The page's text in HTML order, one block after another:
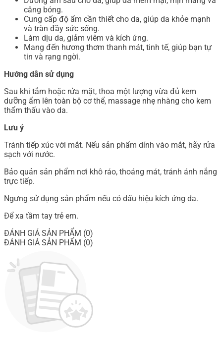
căng bóng.
Cung cấp độ ẩm cần thiết cho da, giúp da khỏe mạnh
và tràn đầy sức sống.
Làm dịu da, giảm viêm và kích ứng.
Mang đến hương thơm thanh mát, tinh tế, giúp bạn tự
tin và rạng ngời.
Hướng dẫn sử dụng
Sau khi tắm hoặc rửa mặt, thoa một lượng vừa đủ kem
dưỡng ẩm lên toàn bộ cơ thể, massage nhẹ nhàng cho kem
thẩm thấu vào da.
Lưu ý
Tránh tiếp xúc với mắt. Nếu sản phẩm dính vào mắt, hãy rửa
sạch với nước.
Bảo quản sản phẩm nơi khô ráo, thoáng mát, tránh ánh nắng
trực tiếp.
Ngưng sử dụng sản phẩm nếu có dấu hiệu kích ứng da.
Để xa tầm tay trẻ em.
ĐÁNH GIÁ SẢN PHẨM (0)
ĐÁNH GIÁ SẢN PHẨM (0)